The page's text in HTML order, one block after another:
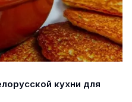
кухни для